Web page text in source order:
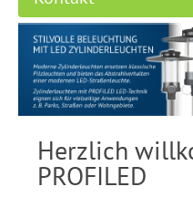
Herzlich
PROFILED